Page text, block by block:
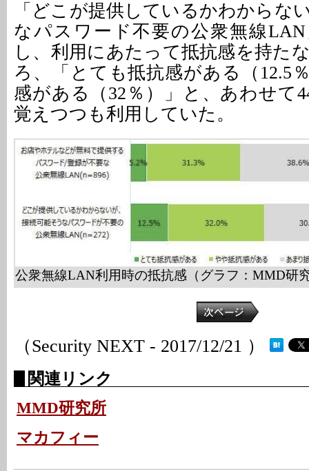
「どこが提供しているかわからな
なパスワード不要の公衆無線
し、利用にあたって抵抗感を持た
ろ、「とても抵抗感がある（12.5
感がある（32％）」と、あわせて
覚えつつも利用していた。
公衆無線LAN利用時の抵抗感（グラフ：MMD研
（Security NEXT - 2017/12/21 ）
関連リンク
MMD研究所
マカフィー